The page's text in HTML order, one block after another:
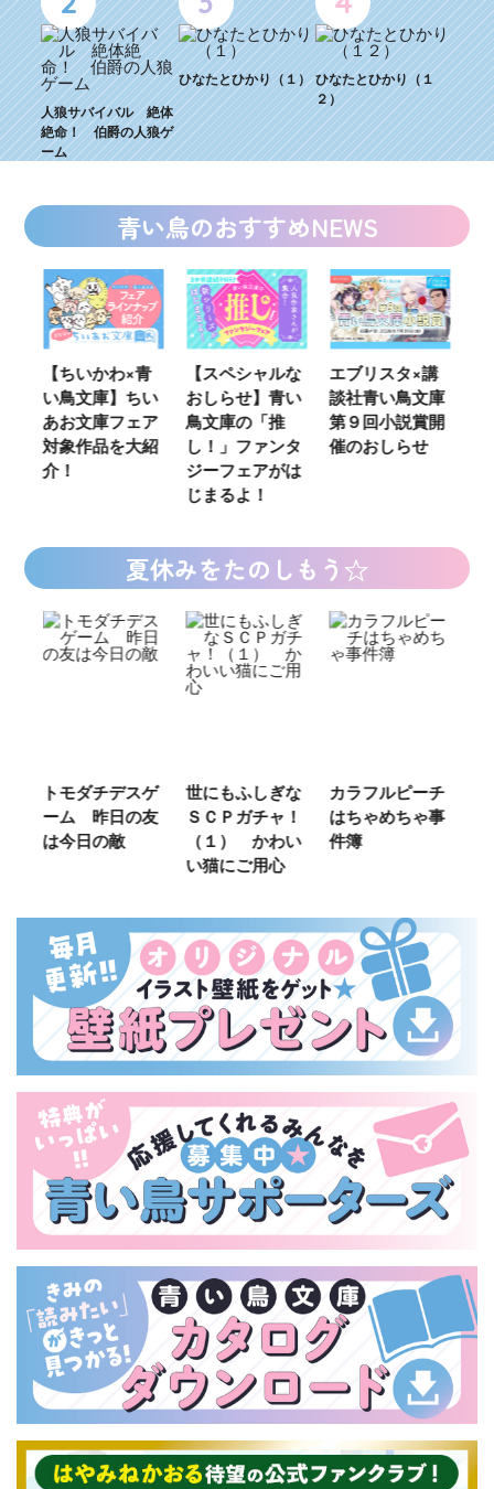
人狼サバイバル 絶体
絶命！ 伯爵の人狼ゲ
ーム
ひなたとひかり（１） ひなたとひかり（１
２）
青い鳥のおすすめNEWS
【ちいかわ×青
い鳥文庫】ちい
あお文庫フェア
対象作品を大紹
介！
【スペシャルな
おしらせ】青い
鳥文庫の「推
し！」ファンタ
ジーフェアがは
じまるよ！
エブリスタ×講
談社青い鳥文庫
第９回小説賞開
催のおしらせ
夏休みをたのしもう☆
トモダチデスゲ
ーム 昨日の友
は今日の敵
世にもふしぎな
ＳＣＰガチャ！
（１） かわい
い猫にご用心
カラフルピーチ
はちゃめちゃ事
件簿